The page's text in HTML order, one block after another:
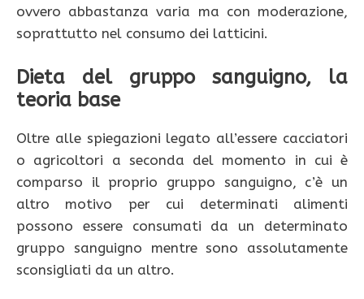
ovvero abbastanza varia ma con moderazione,
soprattutto nel consumo dei latticini.
Dieta del gruppo sanguigno, la
teoria base
Oltre alle spiegazioni legato all’essere cacciatori
o agricoltori a seconda del momento in cui è
comparso il proprio gruppo sanguigno, c’è un
altro motivo per cui determinati alimenti
possono essere consumati da un determinato
gruppo sanguigno mentre sono assolutamente
sconsigliati da un altro.